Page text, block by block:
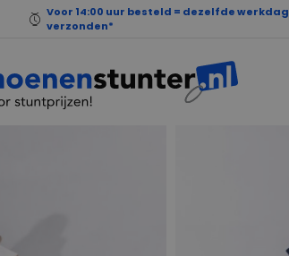
Voor 14:00 uur besteld = dezelfde werkdag
verzonden*